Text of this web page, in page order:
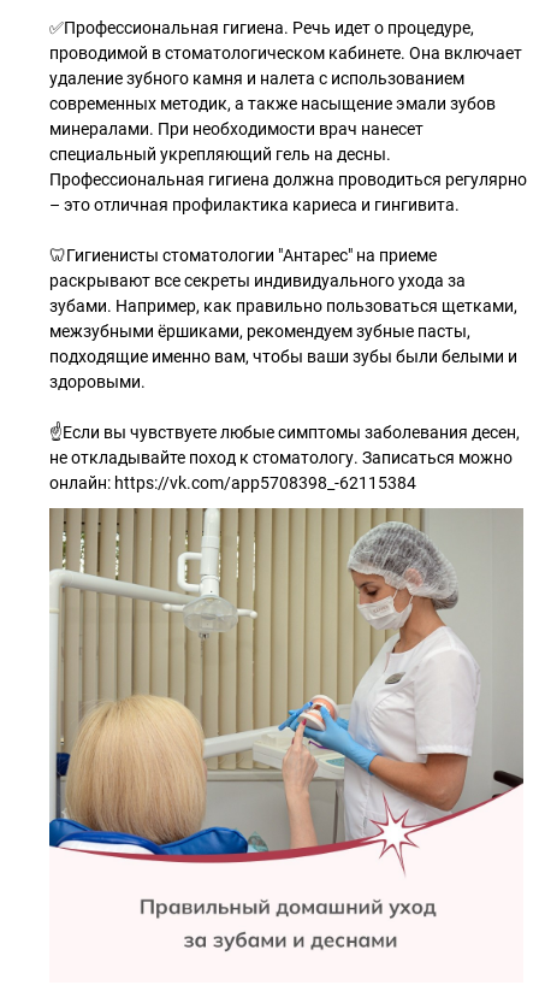
✅Профессиональная гигиена. Речь идет о процедуре,
проводимой в стоматологическом кабинете. Она включает
удаление зубного камня и налета с использованием
современных методик, а также насыщение эмали зубов
минералами. При необходимости врач нанесет
специальный укрепляющий гель на десны.
Профессиональная гигиена должна проводиться регулярно
– это отличная профилактика кариеса и гингивита.
🦷Гигиенисты стоматологии "Антарес" на приеме
раскрывают все секреты индивидуального ухода за
зубами. Например, как правильно пользоваться щетками,
межзубными ёршиками, рекомендуем зубные пасты,
подходящие именно вам, чтобы ваши зубы были белыми и
здоровыми.
☝Если вы чувствуете любые симптомы заболевания десен,
не откладывайте поход к стоматологу. Записаться можно
онлайн: https://vk.com/app5708398_-62115384